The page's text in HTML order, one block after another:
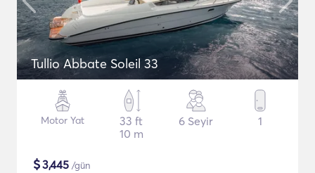
Tullio Abbate Soleil 33
Motor Yat
33 ft
10 m
6 Seyir 1
$3,445 /gün